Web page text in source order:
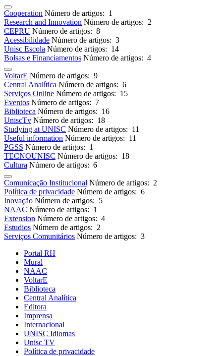
Cooperation Número de artigos: 1
Research and Innovation Número de artigos: 2
CEPRU Número de artigos: 8
Acessibilidade Número de artigos: 3
Unisc Escola Número de artigos: 14
Bolsas e Financiamentos Número de artigos: 4
VoltarE Número de artigos: 9
Central Analítica Número de artigos: 6
Serviços Online Número de artigos: 15
Eventos Número de artigos: 7
Biblioteca Número de artigos: 16
UniscTv Número de artigos: 18
Studying at UNISC Número de artigos: 11
Useful information Número de artigos: 11
PGSS Número de artigos: 1
TECNOUNISC Número de artigos: 18
Cultura Número de artigos: 6
Comunicação Institucional Número de artigos: 2
Política de privacidade Número de artigos: 6
Inovação Número de artigos: 5
NAAC Número de artigos: 1
Extension Número de artigos: 4
Estudios Número de artigos: 2
Serviços Comunitários Número de artigos: 3
Portal RH
Mural
NAAC
VoltarE
Biblioteca
Central Analítica
Editora
Imprensa
Internacional
UNISC Idiomas
Unisc TV
Política de privacidade